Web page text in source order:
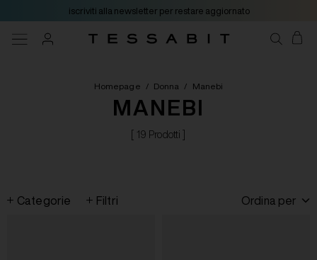
iscriviti alla newsletter per restare aggiornato
Homepage / Donna / Manebi
MANEBI
[ 19 Prodotti ]
Categorie Filtri Ordina per